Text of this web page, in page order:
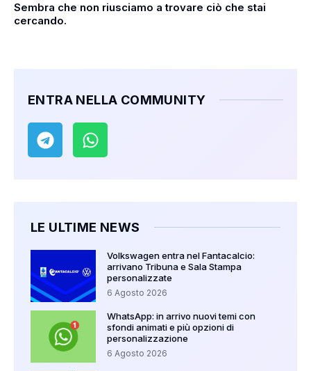
Sembra che non riusciamo a trovare ciò che stai
cercando.
ENTRA NELLA COMMUNITY
LE ULTIME NEWS
Volkswagen entra nel Fantacalcio:
arrivano Tribuna e Sala Stampa
personalizzate
6 Agosto 2026
WhatsApp: in arrivo nuovi temi con
sfondi animati e più opzioni di
personalizzazione
6 Agosto 2026